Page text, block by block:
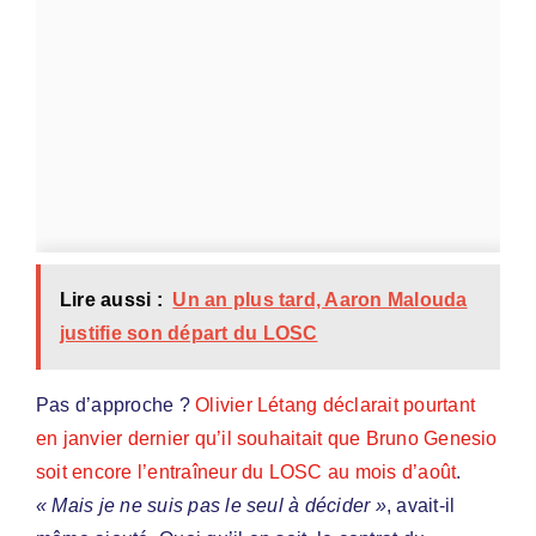
Lire aussi : Un an plus tard, Aaron Malouda
justifie son départ du LOSC
Pas d’approche ?Olivier Létang déclarait pourtant
en janvier dernier qu’il souhaitait que Bruno Genesio
soit encore l’entraîneur du LOSC au mois d’août.
« Mais je ne suis pas le seul à décider », avait-il